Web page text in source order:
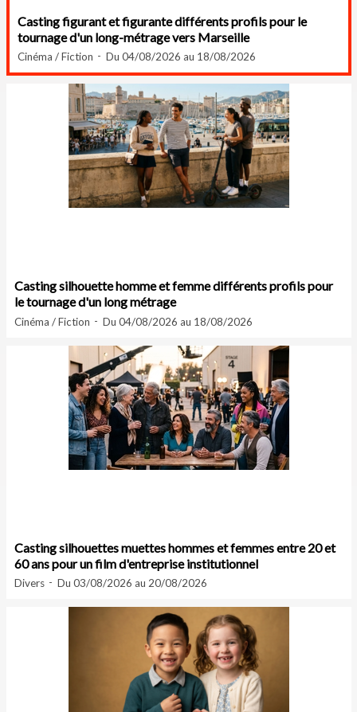
Casting figurant et figurante différents profils pour le
tournage d'un long-métrage vers Marseille
Cinéma / Fiction Du 04/08/2026 au 18/08/2026
Casting silhouette homme et femme différents profils pour
le tournage d'un long métrage
Cinéma / Fiction Du 04/08/2026 au 18/08/2026
Casting silhouettes muettes hommes et femmes entre 20 et
60 ans pour un film d'entreprise institutionnel
Divers Du 03/08/2026 au 20/08/2026